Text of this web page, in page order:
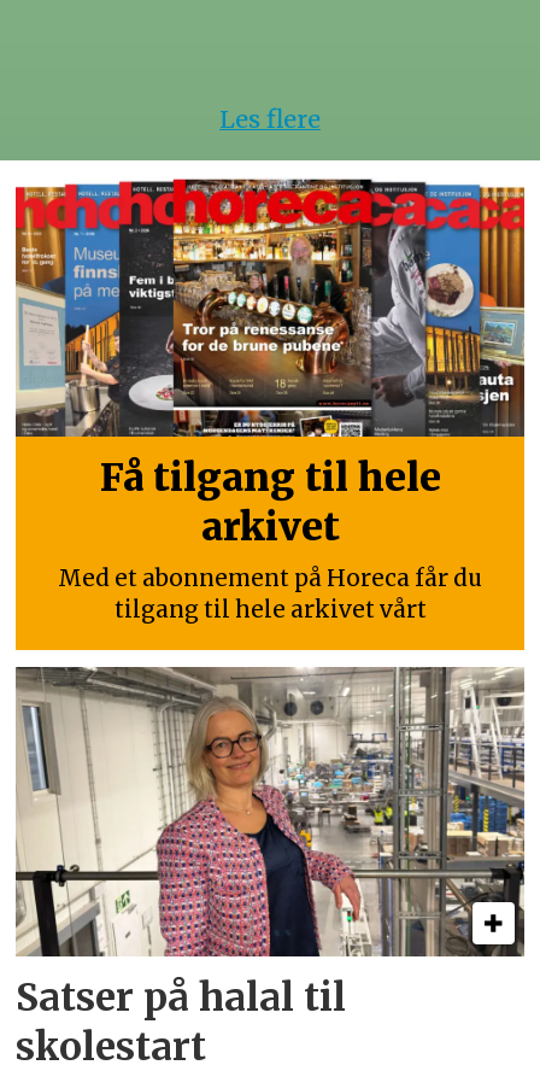
Les flere
Få tilgang til hele
arkivet
Med et abonnement på Horeca får du
tilgang til hele arkivet vårt
Satser på halal til
skolestart